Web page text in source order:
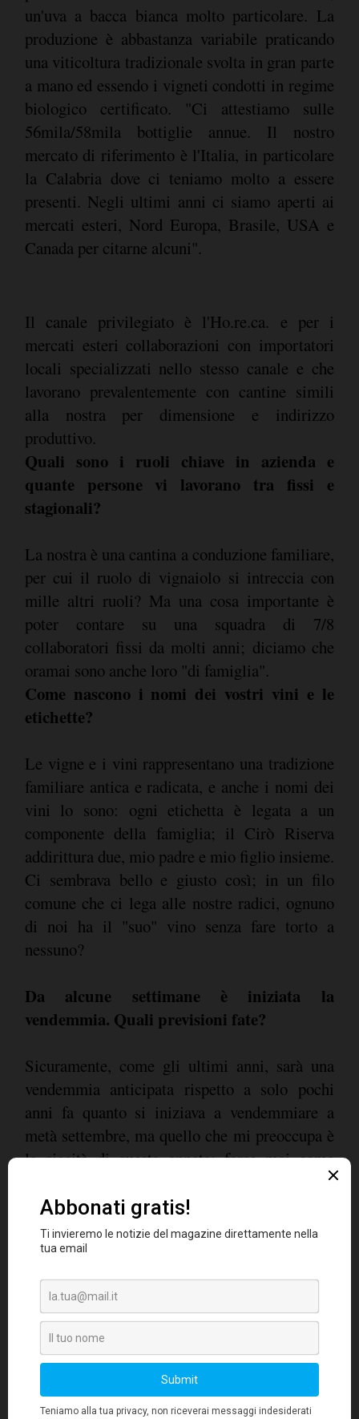
un'uva a bacca bianca molto particolare. La
produzione è abbastanza variabile praticando
una viticoltura tradizionale svolta in gran parte
a mano ed essendo i vigneti condotti in regime
biologico certificato. "Ci attestiamo sulle
56mila/58mila bottiglie annue. Il nostro
mercato di riferimento è l'Italia, in particolare
la Calabria dove ci teniamo molto a essere
presenti. Negli ultimi anni ci siamo aperti ai
mercati esteri, Nord Europa, Brasile, USA e
Canada per citarne alcuni".
Il canale privilegiato è l'Ho.re.ca. e per i
mercati esteri collaborazioni con importatori
locali specializzati nello stesso canale e che
lavorano prevalentemente con cantine simili
alla nostra per dimensione e indirizzo
produttivo.
Quali sono i ruoli chiave in azienda e
quante persone vi lavorano tra fissi e
stagionali?
La nostra è una cantina a conduzione familiare,
per cui il ruolo di vignaiolo si intreccia con
mille altri ruoli? Ma una cosa importante è
poter contare su una squadra di 7/8
collaboratori fissi da molti anni; diciamo che
oramai sono anche loro "di famiglia".
Come nascono i nomi dei vostri vini e le
etichette?
Le vigne e i vini rappresentano una tradizione
familiare antica e radicata, e anche i nomi dei
vini lo sono: ogni etichetta è legata a un
componente della famiglia; il Cirò Riserva
addirittura due, mio padre e mio figlio insieme.
Ci sembrava bello e giusto così; in un filo
comune che ci lega alle nostre radici, ognuno
di noi ha il "suo" vino senza fare torto a
nessuno?
Da alcune settimane è iniziata la
vendemmia. Quali previsioni fate?
Sicuramente, come gli ultimi anni, sarà una
vendemmia anticipata rispetto a solo pochi
anni fa quanto si iniziava a vendemmiare a
metà settembre, ma quello che mi preoccupa è
la siccità di questa annata; forse mai come
prima, il problema è la mancanza d'acqua e
forse anche la prospettiva. Spero che non
diventi la regola altrimenti dovremo rivedere
molti aspetti se vogliamo fare ancora
viticoltura di qualità alle nostre latitudini.